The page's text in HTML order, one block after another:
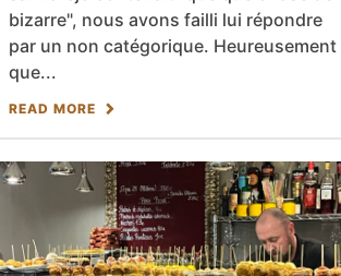
bizarre", nous avons failli lui répondre
par un non catégorique. Heureusement
que...
READ MORE